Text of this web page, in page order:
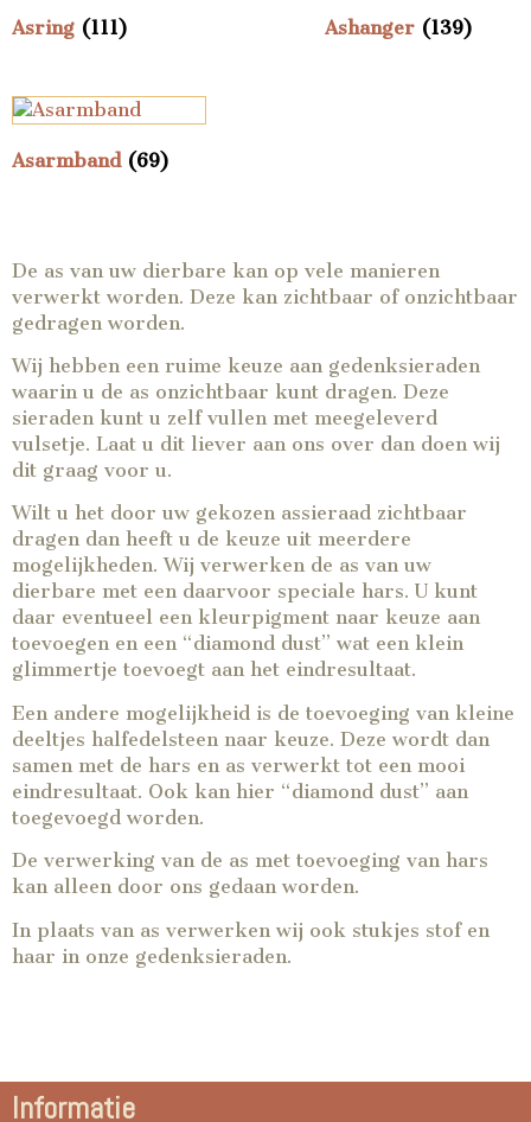
Asring (111) Ashanger (139)
Asarmband (69)
De as van uw dierbare kan op vele manieren
verwerkt worden. Deze kan zichtbaar of onzichtbaar
gedragen worden.
Wij hebben een ruime keuze aan gedenksieraden
waarin u de as onzichtbaar kunt dragen. Deze
sieraden kunt u zelf vullen met meegeleverd
vulsetje. Laat u dit liever aan ons over dan doen wij
dit graag voor u.
Wilt u het door uw gekozen assieraad zichtbaar
dragen dan heeft u de keuze uit meerdere
mogelijkheden. Wij verwerken de as van uw
dierbare met een daarvoor speciale hars. U kunt
daar eventueel een kleurpigment naar keuze aan
toevoegen en een “diamond dust” wat een klein
glimmertje toevoegt aan het eindresultaat.
Een andere mogelijkheid is de toevoeging van kleine
deeltjes halfedelsteen naar keuze. Deze wordt dan
samen met de hars en as verwerkt tot een mooi
eindresultaat. Ook kan hier “diamond dust” aan
toegevoegd worden.
De verwerking van de as met toevoeging van hars
kan alleen door ons gedaan worden.
In plaats van as verwerken wij ook stukjes stof en
haar in onze gedenksieraden.
Informatie